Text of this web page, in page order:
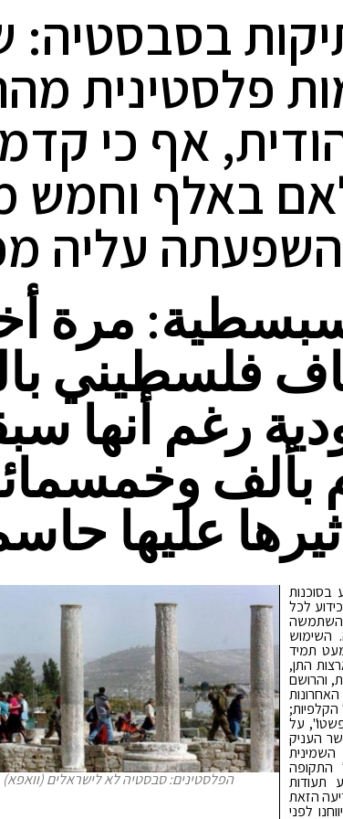
בסבסטיה:
פלסטינית
אף כי
באלף וחמש
עליה
سبسطية: مرة
فلسطيني
رغم أنها
بألف
عليها
בסוכנות
לכל
השימוש
תמיד
התן,
והרושם
על
העניק
לגבי כל התקופה
תעודות
הזאת
לפני
הפלסטינים: סבסטיה לא לישראלים (וואפא)